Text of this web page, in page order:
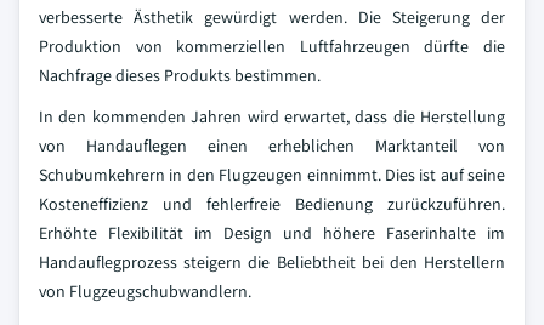
verbesserte Ästhetik gewürdigt werden. Die Steigerung der
Produktion von kommerziellen Luftfahrzeugen dürfte die
Nachfrage dieses Produkts bestimmen.
In den kommenden Jahren wird erwartet, dass die Herstellung
von Handauflegen einen erheblichen Marktanteil von
Schubumkehrern in den Flugzeugen einnimmt. Dies ist auf seine
Kosteneffizienz und fehlerfreie Bedienung zurückzuführen.
Erhöhte Flexibilität im Design und höhere Faserinhalte im
Handauflegprozess steigern die Beliebtheit bei den Herstellern
von Flugzeugschubwandlern.